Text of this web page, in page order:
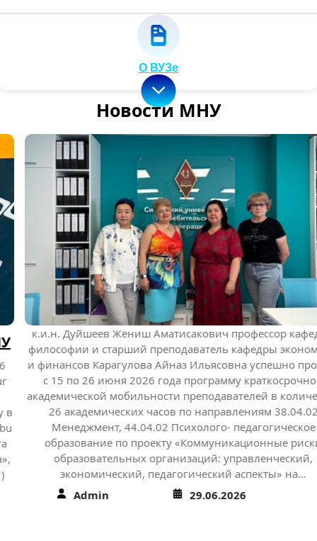
О ВУЗе
Новости МНУ
к.и.н. Дуйшеев Жениш Аматисакович профессор кафедры
философии и старший преподаватель кафедры экономики
и финансов Карагулова Айназ Ильясовна успешно прошли
с 15 по 26 июня 2026 года программу краткосрочной
академической мобильности преподавателей в количестве
26 академических часов по направлениям 38.04.02
Менеджмент, 44.04.02 Психолого- педагогическое
образование по проекту «Коммуникационные риски
образовательных организаций: управленческий,
экономический, педагогический аспекты» на…
Admin
29.06.2026